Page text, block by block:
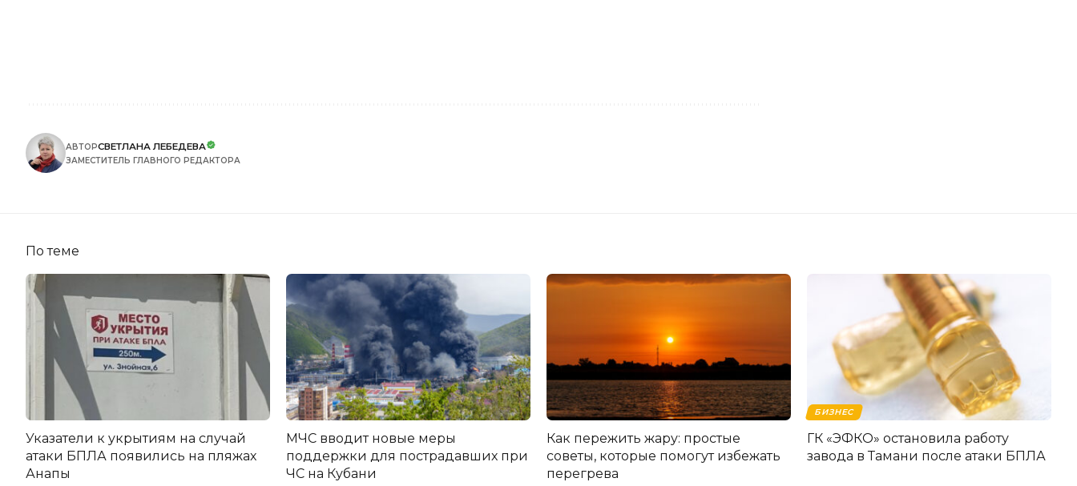
АВТОРСВЕТЛАНА ЛЕБЕДЕВА
ЗАМЕСТИТЕЛЬ ГЛАВНОГО РЕДАКТОРА
По теме
Указатели к укрытиям на случай
атаки БПЛА появились на пляжах
Анапы
МЧС вводит новые меры
поддержки для пострадавших при
ЧС на Кубани
Как пережить жару: простые
советы, которые помогут избежать
перегрева
БИЗНЕС
ГК «ЭФКО» остановила работу
завода в Тамани после атаки БПЛА